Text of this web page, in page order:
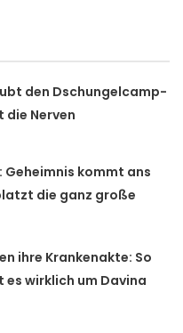
den Dschungelcamp-
die Nerven
Geheimnis kommt ans
die ganz große
ihre Krankenakte: So
wirklich um Davina